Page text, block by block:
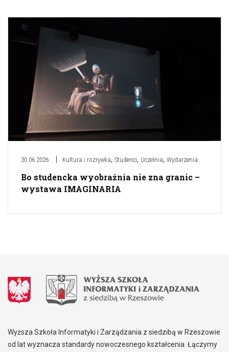
30.06.2026 Kultura i rozrywka, Studenci, Uczelnia, Wydarzenia
Bo studencka wyobraźnia nie zna granic –
wystawa IMAGINARIA
Wyższa Szkoła Informatyki i Zarządzania z siedzibą w Rzeszowie
od lat wyznacza standardy nowoczesnego kształcenia. Łączymy